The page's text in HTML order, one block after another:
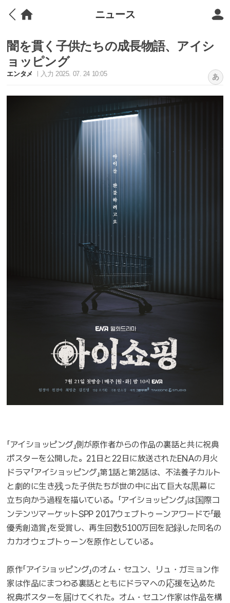
ニュース
闇を貫く子供たちの成長物語、アイシ
ョッピング
エンタメ 入力 2025. 07. 24 10:05 あ
「アイショッピング」側が原作者からの作品の裏話と共に祝典
ポスターを公開した。21日と22日に放送されたENAの月火
ドラマ「アイショッピング」第1話と第2話は、不法養子カルト
と劇的に生き残った子供たちが世の中に出て巨大な黒幕に
立ち向かう過程を描いている。「アイショッピング」は国際コ
ンテンツマーケットSPP 2017ウェブトゥーンアワードで「最
優秀創造賞」を受賞し、再生回数5100万回を記録した同名の
カカオウェブトゥーンを原作としている。
原作「アイショッピング」のオム・セユン、リュ・ガミョン作
家は作品にまつわる裏話とともにドラマへの応援を込めた
祝典ポスターを届けてくれた。オム・セユン作家は作品を構